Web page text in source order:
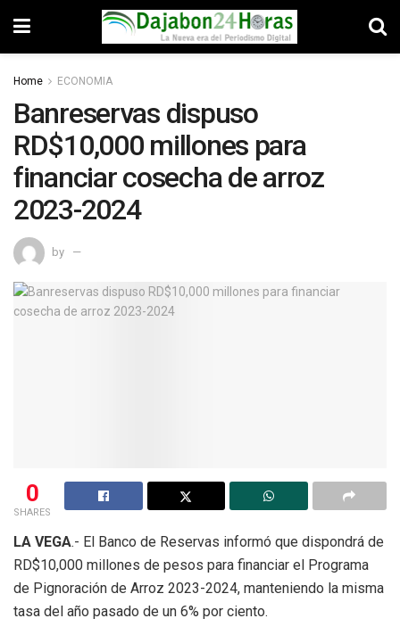
Home ECONOMIA
Banreservas dispuso
RD$10,000 millones para
financiar cosecha de arroz
2023-2024
by
0
SHARES
LA VEGA.- El Banco de Reservas informó que dispondrá de
RD$10,000 millones de pesos para financiar el Programa
de Pignoración de Arroz 2023-2024, manteniendo la misma
tasa del año pasado de un 6% por ciento.